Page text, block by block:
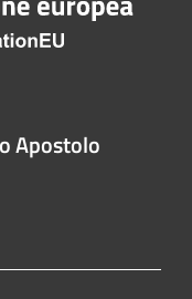
Apostolo